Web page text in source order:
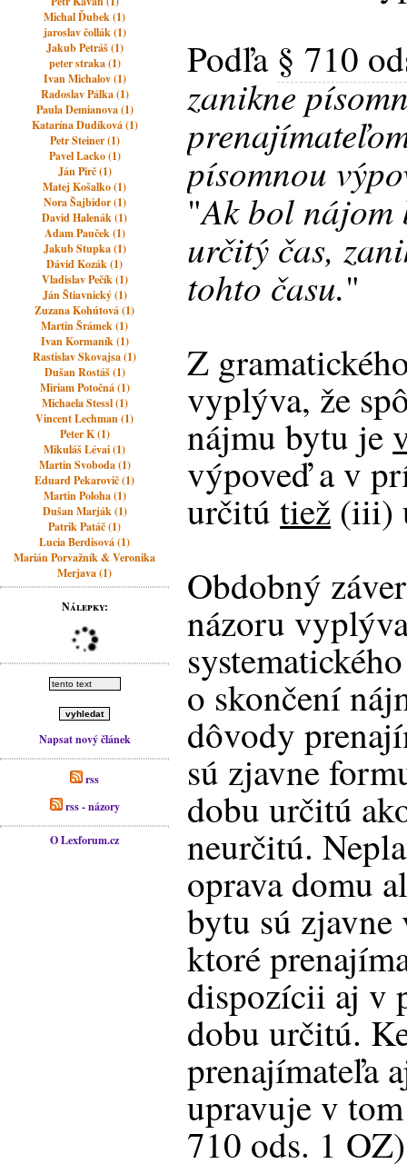
Michal Ďubek (1)
jaroslav čollák (1)
Jakub Petráš (1)
peter straka (1)
Ivan Michalov (1)
Radoslav Pálka (1)
Paula Demianova (1)
Katarína Dudíková (1)
Petr Steiner (1)
Pavel Lacko (1)
Ján Pirč (1)
Matej Košalko (1)
Nora Šajbidor (1)
David Halenák (1)
Adam Pauček (1)
Jakub Stupka (1)
Dávid Kozák (1)
Vladislav Pečík (1)
Ján Štiavnický (1)
Zuzana Kohútová (1)
Martin Šrámek (1)
Ivan Kormaník (1)
Rastislav Skovajsa (1)
Dušan Rostáš (1)
Miriam Potočná (1)
Michaela Stessl (1)
Vincent Lechman (1)
Peter K (1)
Mikuláš Lévai (1)
Martin Svoboda (1)
Eduard Pekarovič (1)
Martin Poloha (1)
Dušan Marják (1)
Patrik Patáč (1)
Lucia Berdisová (1)
Marián Porvažník & Veronika
Merjava (1)
Nálepky:
Napsat nový článek
rss
rss - názory
O Lexforum.cz
Podľa § 710
zanikne
písomnou
"Ak bol nájom
určitý čas,
tohto času."
Z
vyplýva, že
nájmu bytu je
výpoveď a v
určitútiež (iii)
Obdobný
názoru
o skončení
dôvody
sú zjavne
dobu určitú
neurčitú.
oprava domu
bytu sú
ktoré
dispozícii aj v
dobu určitú.
prenajímateľa
upravuje v
710 ods. 1 OZ